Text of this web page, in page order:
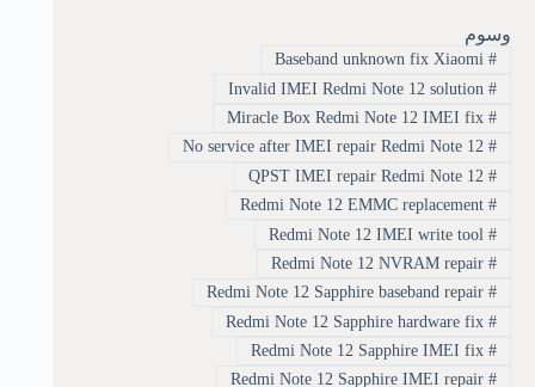
وسوم
#
Baseband unknown fix Xiaomi
#
Invalid IMEI Redmi Note 12 solution
#
Miracle Box Redmi Note 12 IMEI fix
#
No service after IMEI repair Redmi Note 12
#
QPST IMEI repair Redmi Note 12
#
Redmi Note 12 EMMC replacement
#
Redmi Note 12 IMEI write tool
#
Redmi Note 12 NVRAM repair
#
Redmi Note 12 Sapphire baseband repair
#
Redmi Note 12 Sapphire hardware fix
#
Redmi Note 12 Sapphire IMEI fix
#
Redmi Note 12 Sapphire IMEI repair